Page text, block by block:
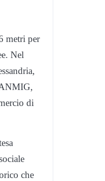
metri per
Nel
di
che